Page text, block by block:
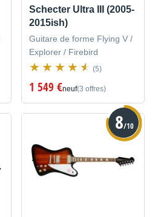
Schecter Ultra III (2005-
2015ish)
Guitare de forme Flying V /
Explorer / Firebird
(5)
1 549 €neuf(3 offres)
8/10